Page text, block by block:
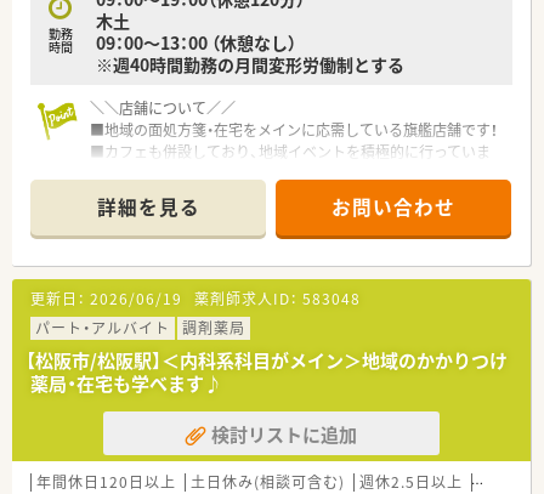
勤務
時間
木土
09：00～13：00 （休憩なし）
※週40時間勤務の月間変形労働制とする
＼＼店舗について／／
■地域の面処方箋・在宅をメインに応需している旗艦店舗です！
■カフェも併設しており、地域イベントを積極的に行っていま
■明るく清潔感のある店内で、気持ちよくご勤務いただけます。
＼＼こんな会社です／／
■三重県内に特化した、グループ合わせて30店舗以上を展開す
る地元調剤チェーンです。
■薬局併設の薬膳カフェなど既存の枠にとらわれない運営を行
っています。
■在宅に積極的に取り組んでおり、三重県では在宅件数トップク
ラスです！
■2～3店舗/年のペースで新規出店を行っております。
■患者様との距離が近く、かかりつけ薬剤師として活躍ができま
■性別問わず社内の人間関係は良好で、穏やかな雰囲気の店舗が
多い企業です。
詳細を見る お問い合わせ
更新日： 2026/06/19 薬剤師求人ID： 583048
パート・アルバイト
調剤薬局
【松阪市/松阪駅】＜内科系科目がメイン＞地域のかかりつけ
薬局・在宅も学べます♪
検討リストに追加
年間休日120日以上 土日休み(相談可含む) 週休2.5日以上 週32h以